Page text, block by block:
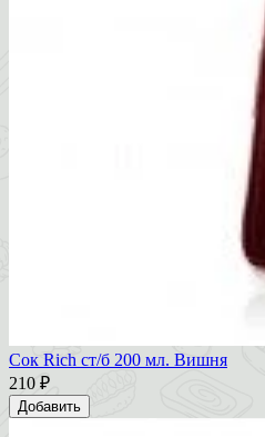
Сок Rich ст/б 200 мл. Вишня
210 ₽
Добавить